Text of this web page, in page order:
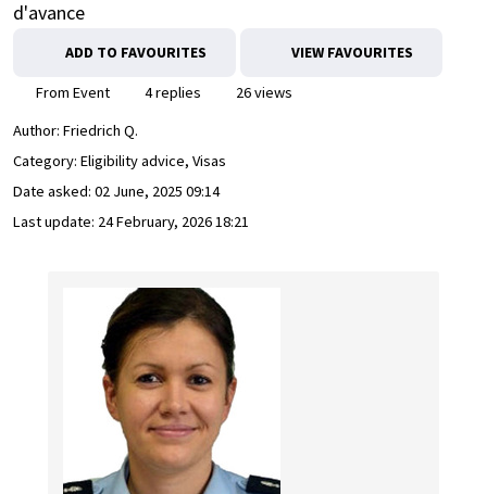
d'avance
ADD TO FAVOURITES VIEW FAVOURITES
From Event 4 replies
26 views
Author: Friedrich Q.
Category: Eligibility advice, Visas
Date asked: 02 June, 2025 09:14
Last update: 24 February, 2026 18:21